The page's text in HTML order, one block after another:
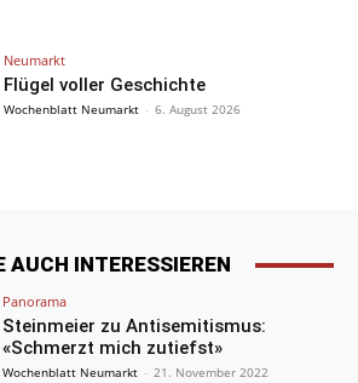
Neumarkt
Flügel voller Geschichte
Wochenblatt Neumarkt - 6. August 2026
AUCH INTERESSIEREN
Panorama
Steinmeier zu Antisemitismus:
«Schmerzt mich zutiefst»
Wochenblatt Neumarkt - 21. November 2022